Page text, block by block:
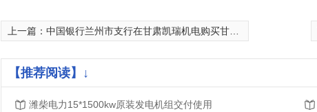
上一篇： 中国银行兰州市支行在甘肃凯瑞机电购买甘肃发电机组
【推荐阅读】↓
潍柴电力15*1500kw原装发电机组交付使用